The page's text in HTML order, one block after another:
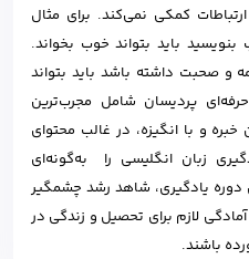
کمکی نمی‌کند. برای مثال
باید بتواند خوب بخواند.
و صحبت داشته باشد باید بتواند
پردیسان شامل مجرب‌ترین
و با انگیزه، در غالب محتوای
زبان انگلیسی را به‌گونه‌ای
دوره یادگیری، شاهد رشد چشمگیر
لازم برای تحصیل و زندگی در
باشند.